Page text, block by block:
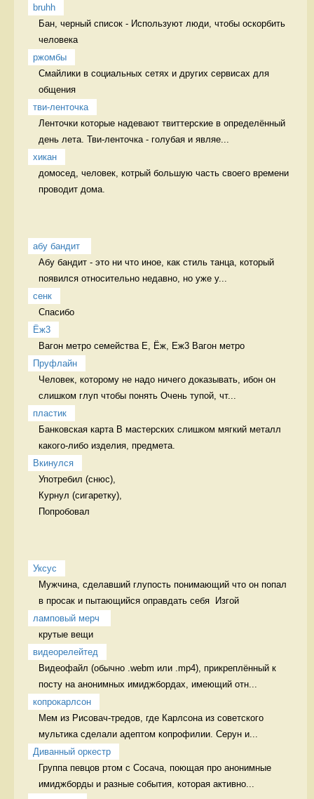
bruhh
Бан, черный список - Используют люди, чтобы оскорбить
человека
ржомбы
Смайлики в социальных сетях и других сервисах для
общения
тви-ленточка
Ленточки которые надевают твиттерские в определённый
день лета. Тви-ленточка - голубая и являе...
хикан
домосед, человек, котрый большую часть своего времени
проводит дома.
абу бандит
Абу бандит - это ни что иное, как стиль танца, который
появился относительно недавно, но уже у...
сенк
Спасибо
Ёж3
Вагон метро семейства Е, Ёж, Еж3 Вагон метро
Пруфлайн
Человек, которому не надо ничего доказывать, ибон он
слишком глуп чтобы понять Очень тупой, чт...
пластик
Банковская карта В мастерских слишком мягкий металл
какого-либо изделия, предмета.
Вкинулся
Употребил (снюс),
Курнул (сигаретку),
Попробовал
Уксус
Мужчина, сделавший глупость понимающий что он попал
в просак и пытающийся оправдать себя  Изгой
ламповый мерч
крутые вещи
видеорелейтед
Видеофайл (обычно .webm или .mp4), прикреплённый к
посту на анонимных имиджбордах, имеющий отн...
копрокарлсон
Мем из Рисовач-тредов, где Карлсона из советского
мультика сделали адептом копрофилии. Серун и...
Диванный оркестр
Группа певцов ртом с Сосача, поющая про анонимные
имиджборды и разные события, которая активно...